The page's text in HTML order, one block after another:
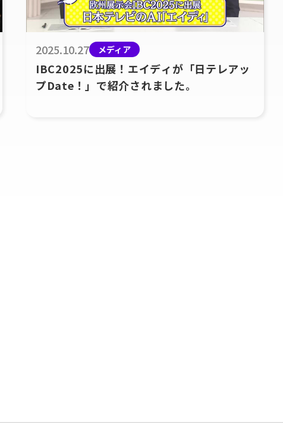
2025.10.27 メディア
IBC2025に出展！エイディが「日テレアッ
プDate！」で紹介されました。